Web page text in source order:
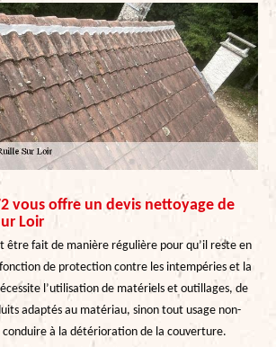
vous offre un devis nettoyage de
Loir
être fait de manière régulière pour qu’il reste en
de protection contre les intempéries et la
l’utilisation de matériels et outillages, de
adaptés au matériau, sinon tout usage non-
à la détérioration de la couverture.